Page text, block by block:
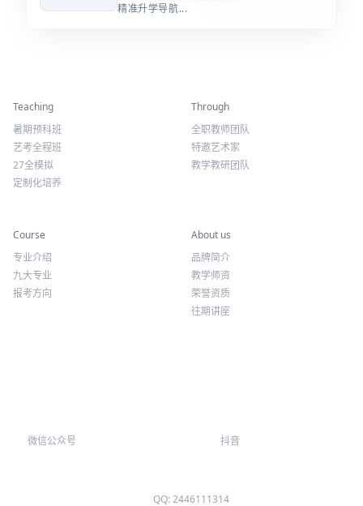
精准升学导航...
Teaching
暑期预科班
艺考全程班
27全模拟
定制化培养
Through
全职教师团队
特邀艺术家
教学教研团队
Course
专业介绍
九大专业
报考方向
About us
品牌简介
教学师资
荣誉资质
往期讲座
微信公众号 抖音
QQ: 2446111314